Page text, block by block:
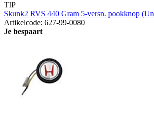
TIP
Skunk2 RVS 440 Gram 5-versn. pookknop
Artikelcode: 627-99-0080
Je bespaart